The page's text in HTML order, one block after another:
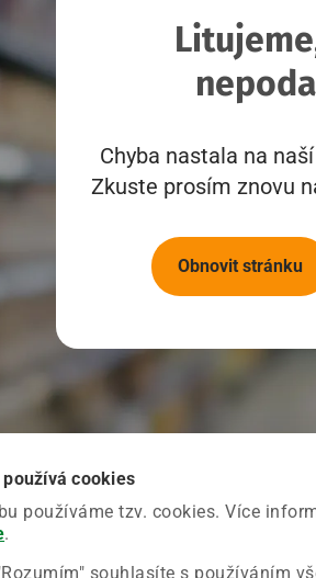
cookies
používáme tzv. cookies. Více
.
souhlasíte s používáním
Chyba nastala na
Zkuste prosím znovu
Obnovit stránku